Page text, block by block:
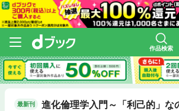
作品検索
最新刊
進化倫理学入門～「利己的」な